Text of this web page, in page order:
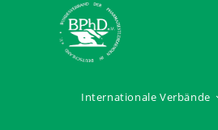
Internationale Verbände